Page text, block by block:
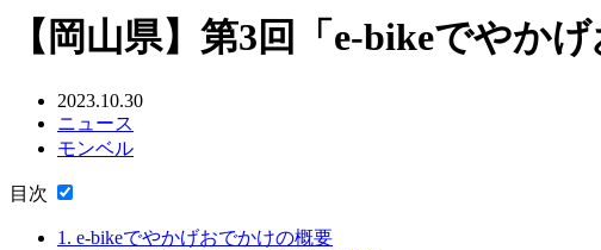
【岡山県】第3回「e-bikeでやか
2023.10.30
ニュース
モンベル
目次
1. e-bikeでやかげおでかけの概要